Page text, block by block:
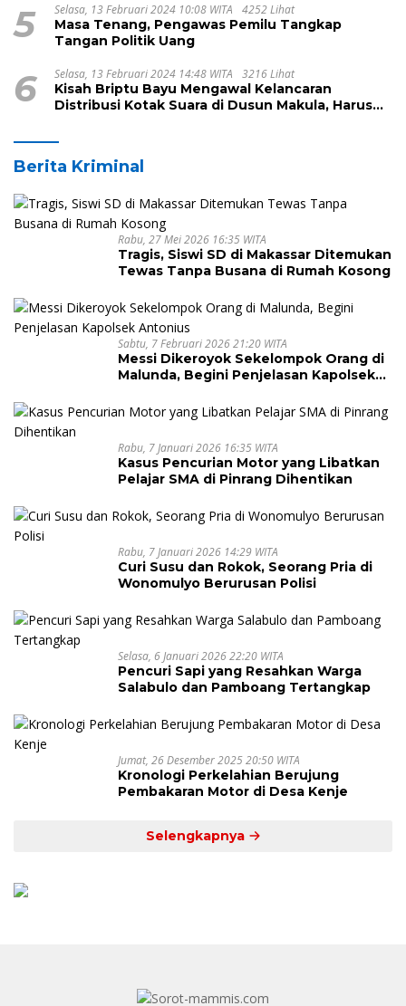
5 Selasa, 13 Februari 2024 10:08 WITA 4252 Lihat
Masa Tenang, Pengawas Pemilu Tangkap
Tangan Politik Uang
6 Selasa, 13 Februari 2024 14:48 WITA 3216 Lihat
Kisah Briptu Bayu Mengawal Kelancaran
Distribusi Kotak Suara di Dusun Makula, Harus
Berita Kriminal
Rabu, 27 Mei 2026 16:35 WITA
Tragis, Siswi SD di Makassar Ditemukan
Tewas Tanpa Busana di Rumah Kosong
Sabtu, 7 Februari 2026 21:20 WITA
Messi Dikeroyok Sekelompok Orang di
Malunda, Begini Penjelasan Kapolsek
Rabu, 7 Januari 2026 16:35 WITA
Kasus Pencurian Motor yang Libatkan
Pelajar SMA di Pinrang Dihentikan
Rabu, 7 Januari 2026 14:29 WITA
Curi Susu dan Rokok, Seorang Pria di
Wonomulyo Berurusan Polisi
Selasa, 6 Januari 2026 22:20 WITA
Pencuri Sapi yang Resahkan Warga
Salabulo dan Pamboang Tertangkap
Jumat, 26 Desember 2025 20:50 WITA
Kronologi Perkelahian Berujung
Pembakaran Motor di Desa Kenje
Selengkapnya